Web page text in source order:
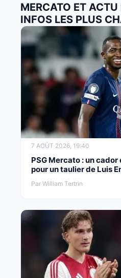
MERCATO ET ACTU
INFOS LES PLUS
7 AOÛT 2026, 19:40
PSG Mercato : un
pour un taulier de Luis
Par William Tertrin